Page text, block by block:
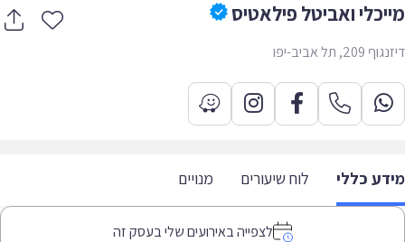
ואביטל פילאטיס
תל אביב-יפו
כללי לוח שיעורים מנויים
לצפייה באירועים שלי בעסק זה